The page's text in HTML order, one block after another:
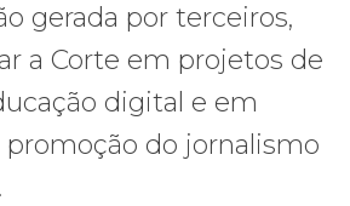
gerada por terceiros,
a Corte em projetos de
digital e em
do jornalismo